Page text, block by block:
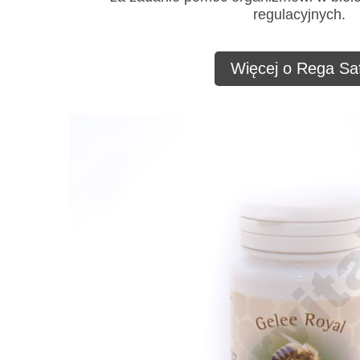
regulacyjnych.
Więcej o Rega